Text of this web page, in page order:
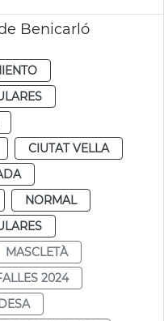
Benicarló
CIUTAT VELLA
NORMAL
MASCLETÀ
2024